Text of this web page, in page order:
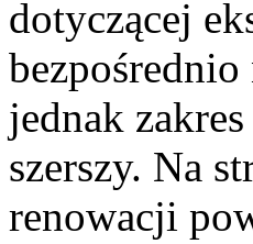
dotyczącej
jednak
szerszy. Na
renowacji